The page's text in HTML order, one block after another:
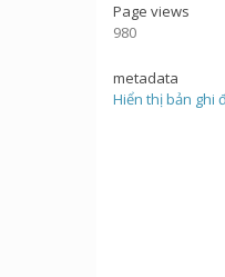
Page views
980
metadata
Hiển thị bản ghi